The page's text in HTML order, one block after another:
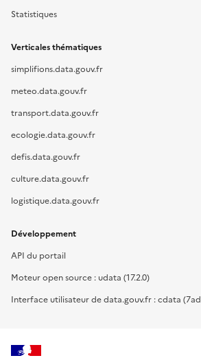
Statistiques
Verticales thématiques
simplifions.data.gouv.fr
meteo.data.gouv.fr
transport.data.gouv.fr
ecologie.data.gouv.fr
defis.data.gouv.fr
culture.data.gouv.fr
logistique.data.gouv.fr
Développement
API du portail
Moteur open source : udata (17.2.0)
Interface utilisateur de data.gouv.fr : cdata